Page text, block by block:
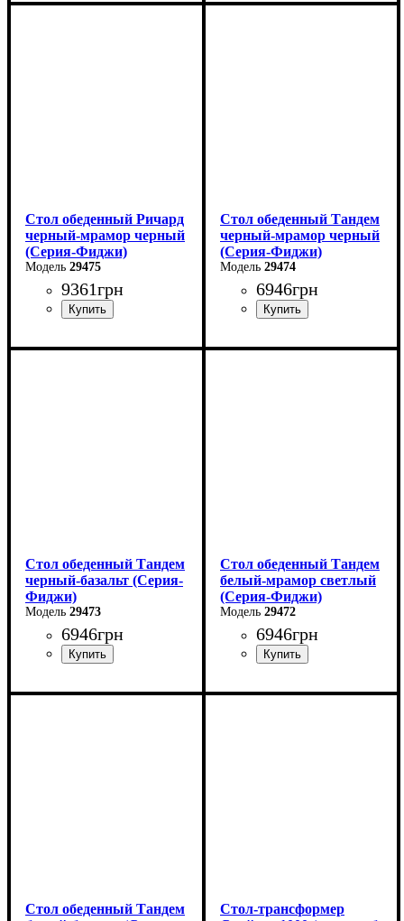
Стол обеденный Ричард
черный-мрамор черный
(Серия-Фиджи)
29475
9361грн
Ширина: 140 см
Стол обеденный Тандем
черный-мрамор черный
(Серия-Фиджи)
29474
6946грн
Ширина: 120 см
Стол обеденный Тандем
черный-базальт (Серия-
Фиджи)
29473
6946грн
Ширина: 120 см
Стол обеденный Тандем
белый-мрамор светлый
(Серия-Фиджи)
29472
6946грн
Ширина: 120 см
Стол обеденный Тандем
Стол-трансформер